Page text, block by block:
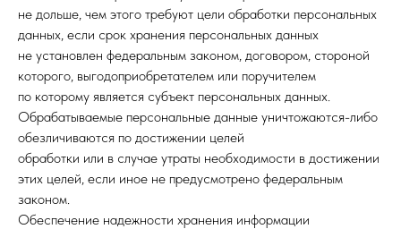
не дольше, чем этого требуют цели обработки персональных
данных, если срок хранения персональных данных
не установлен федеральным законом, договором, стороной
которого, выгодоприобретателем или поручителем
по которому является субъект персональных данных.
Обрабатываемые персональные данные уничтожаются-либо
обезличиваются по достижении целей
обработки или в случае утраты необходимости в достижении
этих целей, если иное не предусмотрено федеральным
законом.
Обеспечение надежности хранения информации